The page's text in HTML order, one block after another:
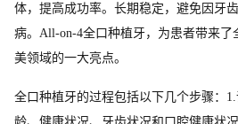
体，提高成功率。长期稳定，避免因牙
病。All-on-4全口种植牙，为患者带来
美领域的一大亮点。
全口种植牙的过程包括以下几个步骤：